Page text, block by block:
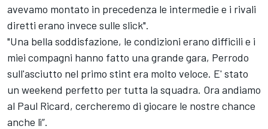
avevamo montato in precedenza le intermedie e i rivali
diretti erano invece sulle slick".
"Una bella soddisfazione, le condizioni erano difficili e i
miei compagni hanno fatto una grande gara, Perrodo
sull'asciutto nel primo stint era molto veloce. E' stato
un weekend perfetto per tutta la squadra. Ora andiamo
al Paul Ricard, cercheremo di giocare le nostre chance
anche lì”.